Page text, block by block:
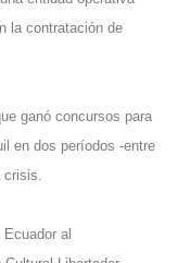
la contratación de
ganó concursos para
en dos períodos -entre
al